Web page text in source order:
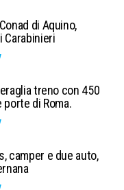
di Aquino,
Carabinieri
treno con 450
di Roma.
camper e due auto,